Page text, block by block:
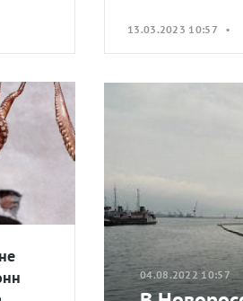
13.03.2023 10:57 •
04.08.2022 10:57